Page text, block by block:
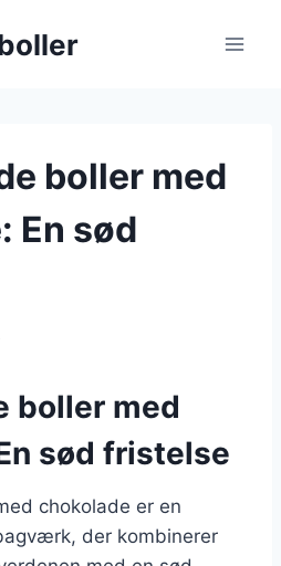
boller med
En sød
boller med
sød fristelse
chokolade er en
der kombinerer